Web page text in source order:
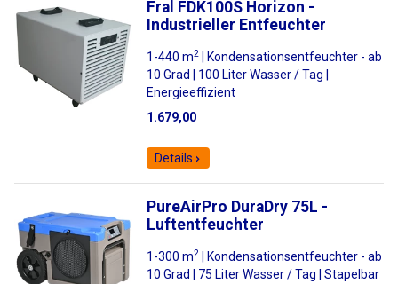
Fral FDK100S Horizon -
Industrieller Entfeuchter
1-440 m2
| Kondensationsentfeuchter - ab
10 Grad | 100 Liter Wasser / Tag |
Energieeffizient
1.679,00
Details
PureAirPro DuraDry 75L -
Luftentfeuchter
1-300 m2
| Kondensationsentfeuchter - ab
10 Grad | 75 Liter Wasser / Tag | Stapelbar